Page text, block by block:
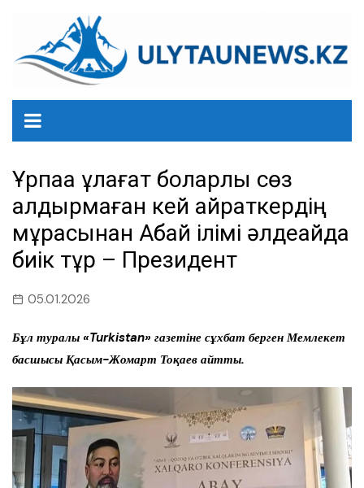
содержанию
Ұрпаққа ұлағат боларлық сөз
қалдырмаған кей қайраткердің
мұрасынан Абай ілімі әлдеқайда
биік тұр – Президент
05.01.2026
Бұл туралы «Turkistan» газетіне сұхбат берген Мемлекет
басшысы Қасым-Жомарт Тоқаев айтты.